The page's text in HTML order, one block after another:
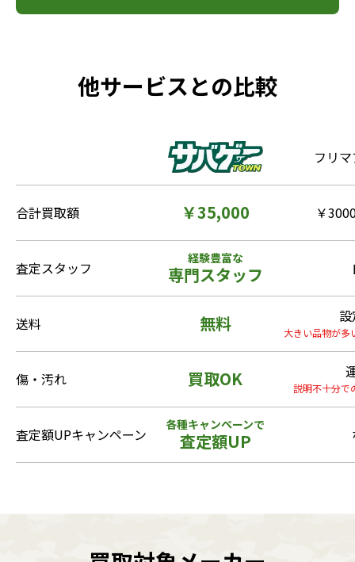
他サービスとの比較
フリ
合計買取額 ￥35,000 ￥
査定スタッフ
経験豊富な
専門スタッフ
送料 無料 大きい品物が
傷・汚れ 買取OK 説明不十分
査定額UPキャンペーン
各種キャンペーンで
査定額UP